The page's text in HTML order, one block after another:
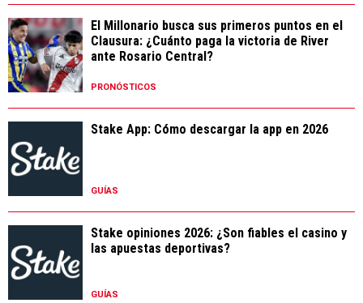
El Millonario busca sus primeros puntos en el
Clausura: ¿Cuánto paga la victoria de River
ante Rosario Central?
PRONÓSTICOS
Stake App: Cómo descargar la app en 2026
GUÍAS
Stake opiniones 2026: ¿Son fiables el casino y
las apuestas deportivas?
GUÍAS